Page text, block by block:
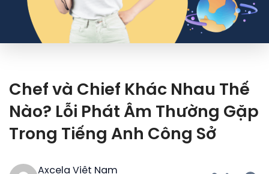
Chef và Chief Khác Nhau Thế
Nào? Lỗi Phát Âm Thường Gặp
Trong Tiếng Anh Công Sở
Axcela Việt Nam